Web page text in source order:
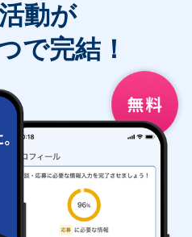
動が
で完結！